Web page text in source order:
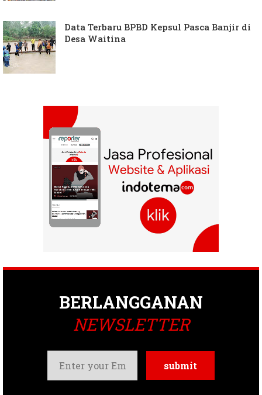
Data Terbaru BPBD Kepsul Pasca Banjir di
Desa Waitina
BERLANGGANAN
NEWSLETTER